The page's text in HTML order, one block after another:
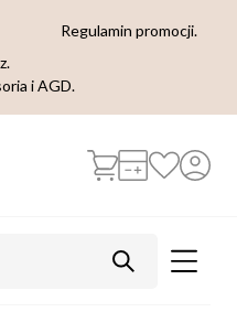
Regulamin promocji.
i AGD.